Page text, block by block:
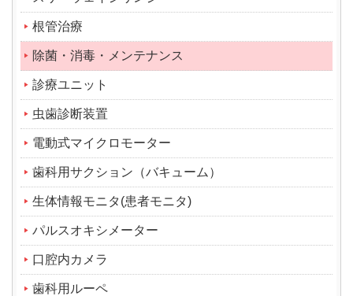
根管治療
除菌・消毒・メンテナンス
診療ユニット
虫歯診断装置
電動式マイクロモーター
歯科用サクション（バキューム）
生体情報モニタ(患者モニタ)
パルスオキシメーター
口腔内カメラ
歯科用ルーペ